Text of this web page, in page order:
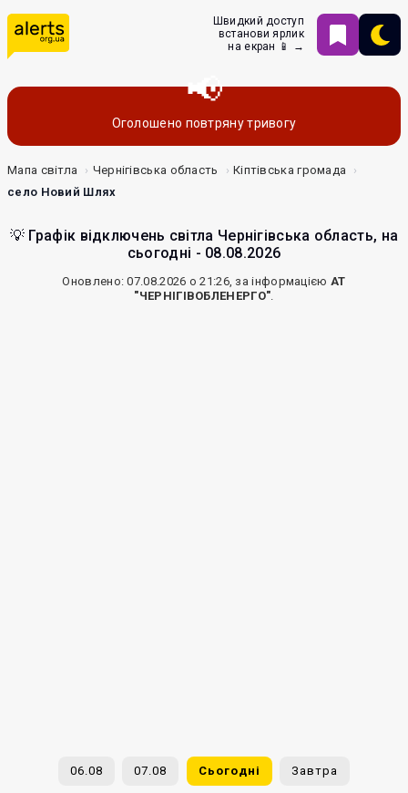
Швидкий доступ
встанови ярлик
на екран 📱 →
Оголошено повтряну тривогу
Мапа світла Чернігівська область
Кіптівська громада
село Новий Шлях
💡 Графік відключень світла Чернігівська область, на
сьогодні - 08.08.2026
Оновлено: 07.08.2026 о 21:26, за інформацією АТ
"ЧЕРНІГІВОБЛЕНЕРГО".
06.08 07.08 Сьогодні Завтра